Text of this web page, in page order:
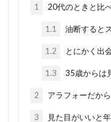
1 20代のときと比
1.1 油断すると
1.2 とにかく出
1.3 35歳からは
2 アラフォーだか
3 見た目がいいと